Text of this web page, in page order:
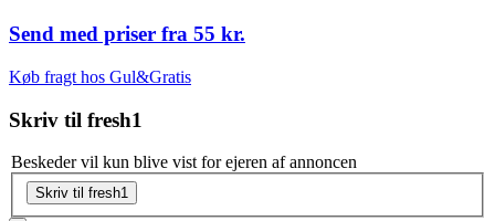
Send med priser fra 55 kr.
Køb fragt hos Gul&Gratis
Skriv til fresh1
Beskeder vil kun blive vist for ejeren af annoncen
Skriv til fresh1